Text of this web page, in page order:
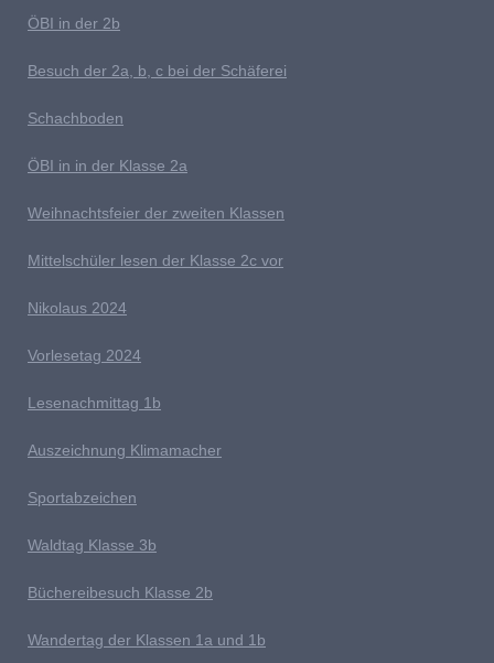
ÖBI in der 2b
Besuch der 2a, b, c bei der Schäferei
Schachboden
ÖBI in in der Klasse 2a
Weihnachtsfeier der zweiten Klassen
Mittelschüler lesen der Klasse 2c vor
Nikolaus 2024
Vorlesetag 2024
Lesenachmittag 1b
Auszeichnung Klimamacher
Sportabzeichen
Waldtag Klasse 3b
Büchereibesuch Klasse 2b
Wandertag der Klassen 1a und 1b